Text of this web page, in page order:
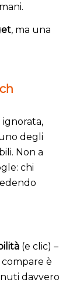
, ma una
ignorata,
degli
Non a
chi
(e clic) –
è
davvero